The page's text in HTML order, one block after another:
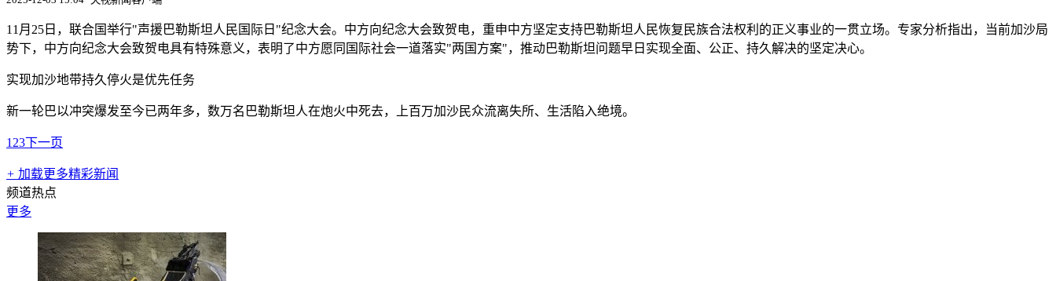
11月25日，联合国举行"声援巴勒斯坦人民国际日"纪念大会。中方向纪念大会致贺电，重申中方坚定支持巴勒斯坦人民恢复民族合法权利的正义事业的一贯立场。专家分析指出，当前加沙局
势下，中方向纪念大会致贺电具有特殊意义，表明了中方愿同国际社会一道落实"两国方案"，推动巴勒斯坦问题早日实现全面、公正、持久解决的坚定决心。
实现加沙地带持久停火是优先任务
新一轮巴以冲突爆发至今已两年多，数万名巴勒斯坦人在炮火中死去，上百万加沙民众流离失所、生活陷入绝境。
1 23下一页
+ 加载更多精彩新闻
频道热点
更多